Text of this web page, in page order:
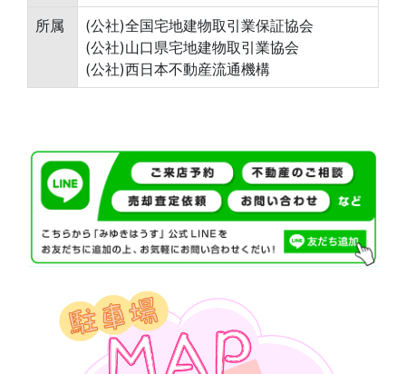
所属
(公社)全国宅地建物取引業保証協会
(公社)山口県宅地建物取引業協会
(公社)西日本不動産流通機構